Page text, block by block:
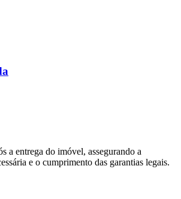
a entrega do imóvel, assegurando a
e o cumprimento das garantias legais.